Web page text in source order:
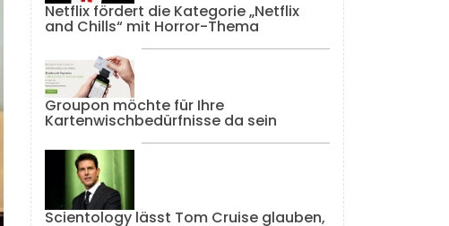
Netflix fördert die Kategorie „Netflix
and Chills“ mit Horror-Thema
Groupon möchte für Ihre
Kartenwischbedürfnisse da sein
Scientology lässt Tom Cruise glauben,